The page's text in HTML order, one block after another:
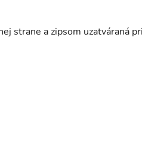
strane a zipsom uzatváraná